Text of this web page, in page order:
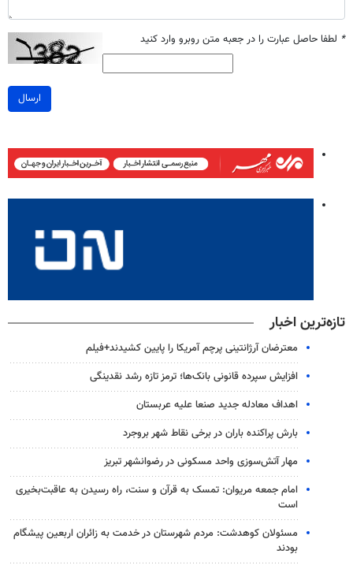
* لطفا حاصل عبارت را در جعبه متن روبرو وارد کنید
ارسال
تازه‌ترین اخبار
معترضان آرژانتینی پرچم آمریکا را پایین کشیدند+فیلم
افزایش سپرده قانونی بانک‌ها؛ ترمز تازه رشد نقدینگی
اهداف معادله جدید صنعا علیه عربستان
بارش پراکنده باران در برخی نقاط شهر بروجرد
مهار آتش‌سوزی واحد مسکونی در رضوانشهر تبریز
امام جمعه مریوان: تمسک به قرآن و سنت، راه رسیدن به عاقبت‌بخیری
است
مسئولان کوهدشت: مردم شهرستان در خدمت به زائران اربعین پیشگام
بودند